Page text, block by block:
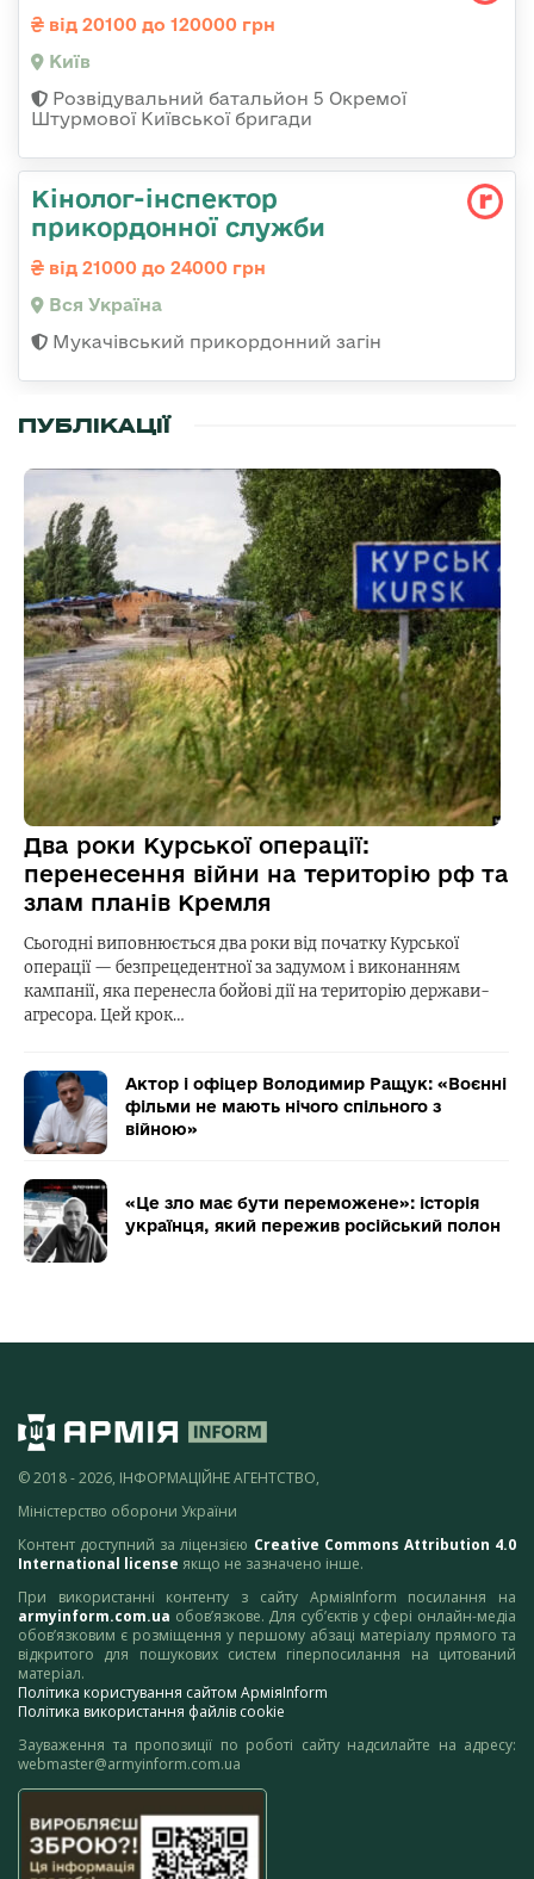
від 20100 до 120000 грн
Київ
Розвідувальний батальйон 5 Окремої
Штурмової Київської бригади
Кінолог-інспектор
прикордонної служби
від 21000 до 24000 грн
Вся Україна
Мукачівський прикордонний загін
ПУБЛІКАЦІЇ
Два роки Курської операції:
перенесення війни на територію рф та
злам планів Кремля
Сьогодні виповнюється два роки від початку Курської
операції — безпрецедентної за задумом і виконанням
кампанії, яка перенесла бойові дії на територію держави-
агресора. Цей крок…
Актор і офіцер Володимир Ращук: «Воєнні
фільми не мають нічого спільного з
війною»
«Це зло має бути переможене»: історія
українця, який пережив російський полон
© 2018 - 2026, ІНФОРМАЦІЙНЕ АГЕНТСТВО,
Міністерство оборони України
Контент доступний за ліцензією Creative Commons Attribution 4.0
International license якщо не зазначено інше.
При використанні контенту з сайту АрміяInform посилання на
armyinform.com.ua обов’язкове. Для суб’єктів у сфері онлайн-медіа
обов’язковим є розміщення у першому абзаці матеріалу прямого та
відкритого для пошукових систем гіперпосилання на цитований
матеріал.
Політика користування сайтом АрміяInform
Політика використання файлів cookie
Зауваження та пропозиції по роботі сайту надсилайте на адресу:
webmaster@armyinform.com.ua